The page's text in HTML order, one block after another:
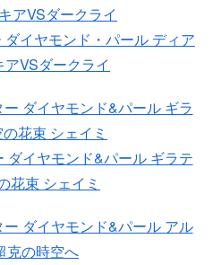
イヤモンド・パール ディア
VSダークライ
ダイヤモンド&パール ギラテ
花束 シェイミ